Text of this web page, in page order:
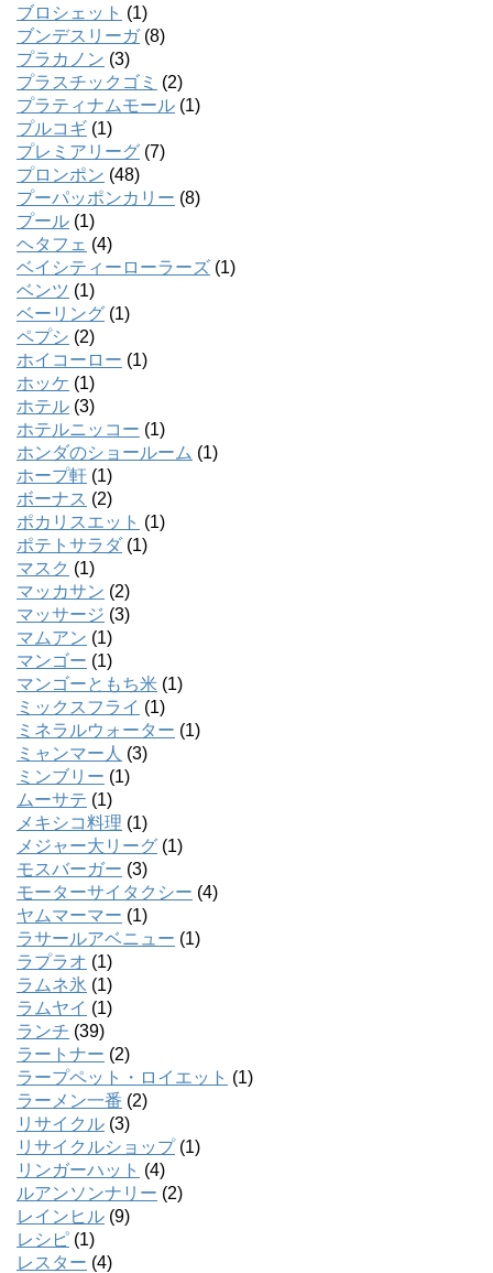
ブロシェット (1)
ブンデスリーガ(8)
プラカノン (3)
プラスチックゴミ (2)
プラティナムモール (1)
プルコギ (1)
プレミアリーグ (7)
プロンポン (48)
プーパッポンカリー (8)
プール (1)
ヘタフェ (4)
ベイシティーローラーズ (1)
ベンツ (1)
ベーリング (1)
ペプシ (2)
ホイコーロー (1)
ホッケ (1)
ホテル (3)
ホテルニッコー (1)
ホンダのショールーム (1)
ホープ軒 (1)
ボーナス (2)
ポカリスエット (1)
ポテトサラダ (1)
マスク (1)
マッカサン (2)
マッサージ (3)
マムアン (1)
マンゴー (1)
マンゴーともち米 (1)
ミックスフライ (1)
ミネラルウォーター (1)
ミャンマー人 (3)
ミンブリー (1)
ムーサテ (1)
メキシコ料理 (1)
メジャー大リーグ (1)
モスバーガー (3)
モーターサイタクシー (4)
ヤムマーマー (1)
ラサールアベニュー (1)
ラプラオ (1)
ラムネ氷 (1)
ラムヤイ (1)
ランチ (39)
ラートナー (2)
ラープペット・ロイエット (1)
ラーメン一番 (2)
リサイクル (3)
リサイクルショップ(1)
リンガーハット (4)
ルアンソンナリー (2)
レインヒル (9)
レシピ (1)
レスター (4)